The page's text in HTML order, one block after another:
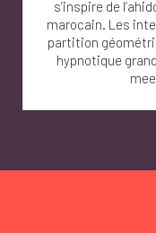
s’inspire de
marocain. Les
partition
hypnotique